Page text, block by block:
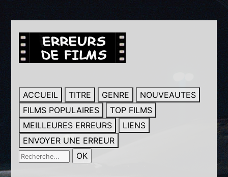
ACCUEIL TITRE GENRE
NOUVEAUTES
FILMS POPULAIRES
TOP FILMS
MEILLEURES ERREURS
LIENS
ENVOYER UNE ERREUR